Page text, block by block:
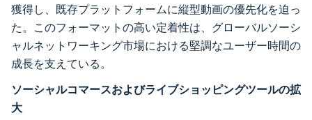
獲得し、既存プラットフォームに縦型動画の優先化を迫っ
た。このフォーマットの高い定着性は、グローバルソーシ
ャルネットワーキング市場における堅調なユーザー時間の
成長を支えている。
ソーシャルコマースおよびライブショッピングツールの拡
大